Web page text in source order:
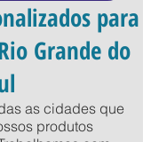
para
Grande do
as cidades que
produtos